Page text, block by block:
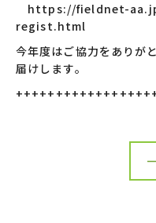
https://fieldnet-
regist.html
今年度はご協力をありが
届けします。